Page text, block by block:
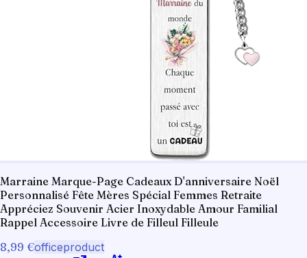
Marraine Marque-Page Cadeaux D'anniversaire Noël
Personnalisé Fête Mères Spécial Femmes Retraite
Appréciez Souvenir Acier Inoxydable Amour Familial
Rappel Accessoire Livre de Filleul Filleule
8,99 €officeproduct